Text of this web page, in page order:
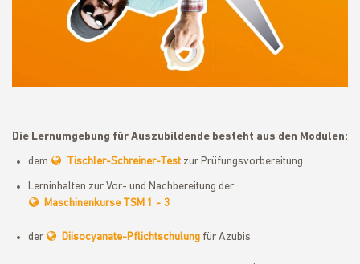
Die Lernumgebung für Auszubildende besteht aus den Modulen:
dem Tischler-Schreiner-Test zur Prüfungsvorbereitung
Lerninhalten zur Vor- und Nachbereitung der
Maschinenkurse TSM 1 - 3
der Diisocyanate-Pflichtschulung für Azubis